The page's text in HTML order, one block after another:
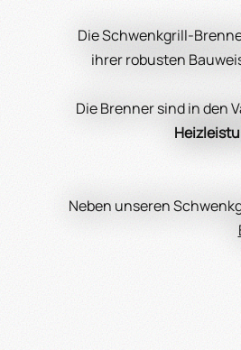
Die Schwenkgrill-
ihrer robusten
Die Brenner sind in den
Neben unseren